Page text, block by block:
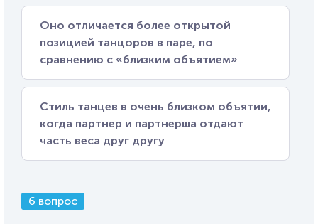
Оно отличается более открытой
позицией танцоров в паре, по
сравнению с «близким объятием»
Стиль танцев в очень близком объятии,
когда партнер и партнерша отдают
часть веса друг другу
6 вопрос